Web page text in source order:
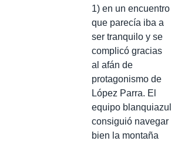
1) en un encuentro
que parecía iba a
ser tranquilo y se
complicó gracias
al afán de
protagonismo de
López Parra. El
equipo blanquiazul
consiguió navegar
bien la montaña